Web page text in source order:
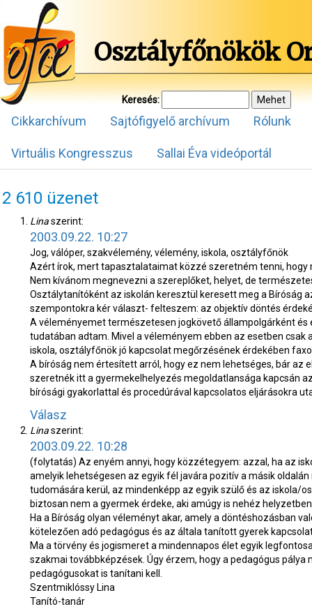
Osztályfőnökök
Keresés:
Cikkarchívum Sajtófigyelő archívum Rólunk
Virtuális Kongresszus Sallai Éva videóportál
2 610 üzenet
Linaszerint:
2003.09.22. 10:27
Jog, válóper, szakvélemény, vélemény, iskola, osztályfőnök
Azért írok, mert tapasztalataimat közzé szeretném tenni, hogy
Nem kívánom megnevezni a szereplőket, helyet, de
Osztálytanítóként az iskolán keresztül keresett meg a Bíróság
szempontokra kér választ- felteszem: az objektív döntés
A véleményemet természetesen jogkövető állampolgárként
tudatában adtam. Mivel a véleményem ebben az esetben
iskola, osztályfőnök jó kapcsolat megőrzésének érdekében
A bíróság nem értesített arról, hogy ez nem lehetséges, bár
szeretnék itt a gyermekelhelyezés megoldatlansága kapcsán
bírósági gyakorlattal és procedúrával kapcsolatos eljárásokra
Válasz
Linaszerint:
2003.09.22. 10:28
(folytatás) Az enyém annyi, hogy közzétegyem: azzal, ha az
amelyik lehetségesen az egyik fél javára pozitív a másik
tudomására kerül, az mindenképp az egyik szülő és az iskola/
biztosan nem a gyermek érdeke, aki amúgy is nehéz
Ha a Bíróság olyan véleményt akar, amely a döntéshozásban
kötelezően adó pedagógus és az általa tanított gyerek
Ma a törvény és jogismeret a mindennapos élet egyik
szakmai továbbképzések. Úgy érzem, hogy a pedagógus
pedagógusokat is tanítani kell.
Szentmiklóssy Lina
Tanító-tanár